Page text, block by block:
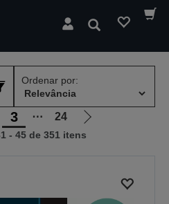
Pesquisar
Ordenar por:
3 ⋯ 24
Ir
para
- 45 de 351 itens